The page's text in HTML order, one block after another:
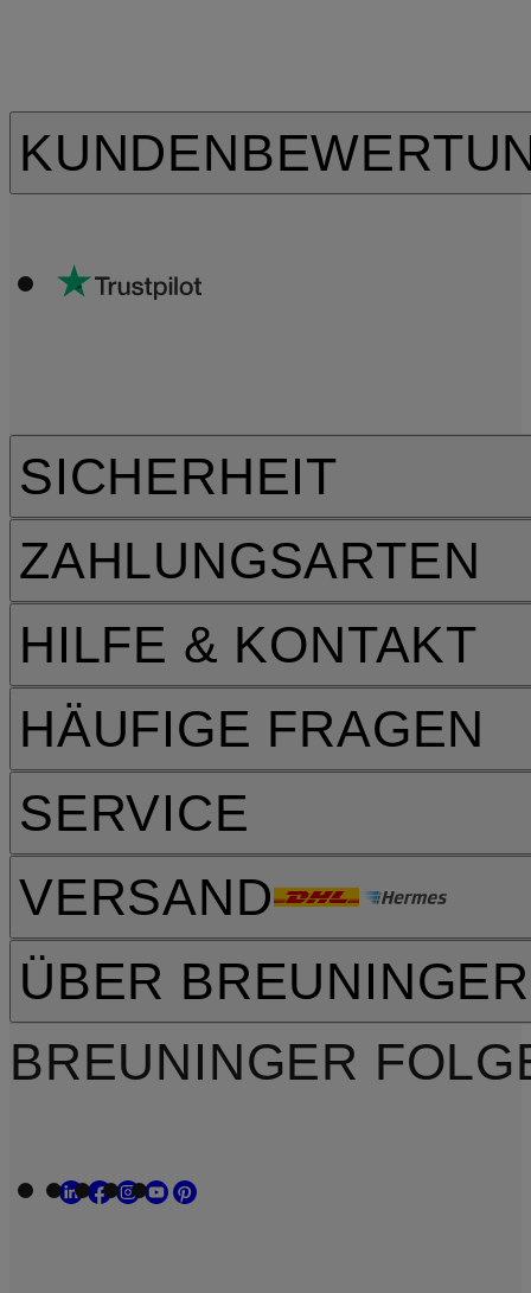
HILFE & KONTAKT
HÄUFIGE FRAGEN
SERVICE
VERSAND
SICHERHEIT
ZAHLUNGSARTEN
ÜBER BREUNINGER
BREUNINGER